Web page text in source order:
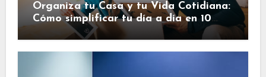
Organiza tu Casa y tu Vida Cotidiana:
Cómo simplificar tu día a día en 10